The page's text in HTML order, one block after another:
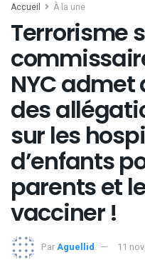
Accueil À la une
Terrorisme
NYC
des
sur les
d’enfants
parents et
vacciner !
ParAguellid 11